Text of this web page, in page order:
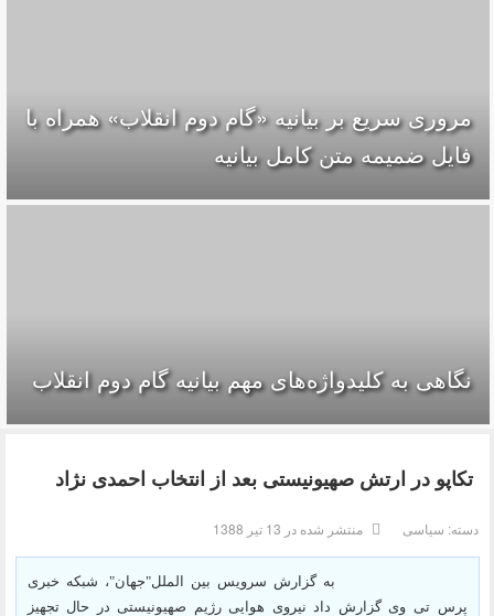
مروری سریع بر بیانیه «گام دوم انقلاب» همراه با
فایل ضمیمه متن کامل بیانیه
نگاهی به کلیدواژه‌های مهم بیانیه گام دوم انقلاب
تکاپو در ارتش صهیونیستی بعد از انتخاب احمدی نژاد
دسته: سیاسی منتشر شده در 13 تیر 1388
به گزارش سرویس بین الملل"جهان"، شبکه خبری
پرس تی وی گزارش داد نیروی هوایی رژیم صهیونیستی در حال تجهیز